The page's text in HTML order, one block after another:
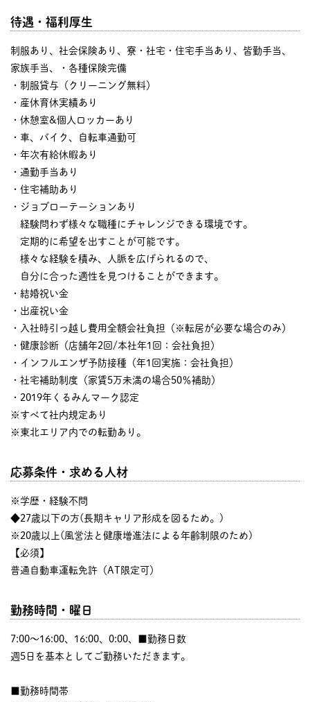
待遇・福利厚生
制服あり、社会保険あり、寮・社宅・住宅手当あり、皆勤手当、
家族手当、・各種保険完備
・制服貸与（クリーニング無料）
・産休育休実績あり
・休憩室&個人ロッカーあり
・車、バイク、自転車通勤可
・年次有給休暇あり
・通勤手当あり
・住宅補助あり
・ジョブローテーションあり
経験問わず様々な職種にチャレンジできる環境です。
定期的に希望を出すことが可能です。
様々な経験を積み、人脈を広げられるので、
自分に合った適性を見つけることができます。
・結婚祝い金
・出産祝い金
・入社時引っ越し費用全額会社負担（※転居が必要な場合のみ）
・健康診断（店舗年2回/本社年1回：会社負担）
・インフルエンザ予防接種（年1回実施：会社負担）
・社宅補助制度（家賃5万未満の場合50％補助）
・2019年くるみんマーク認定
※すべて社内規定あり
※東北エリア内での転勤あり。
応募条件・求める人材
※学歴・経験不問
◆27歳以下の方(長期キャリア形成を図るため。)
※20歳以上(風営法と健康増進法による年齢制限のため)
【必須】
普通自動車運転免許（AT限定可）
勤務時間・曜日
7:00〜16:00、16:00、0:00、■勤務日数
週5日を基本としてご勤務いただきます。
■勤務時間帯